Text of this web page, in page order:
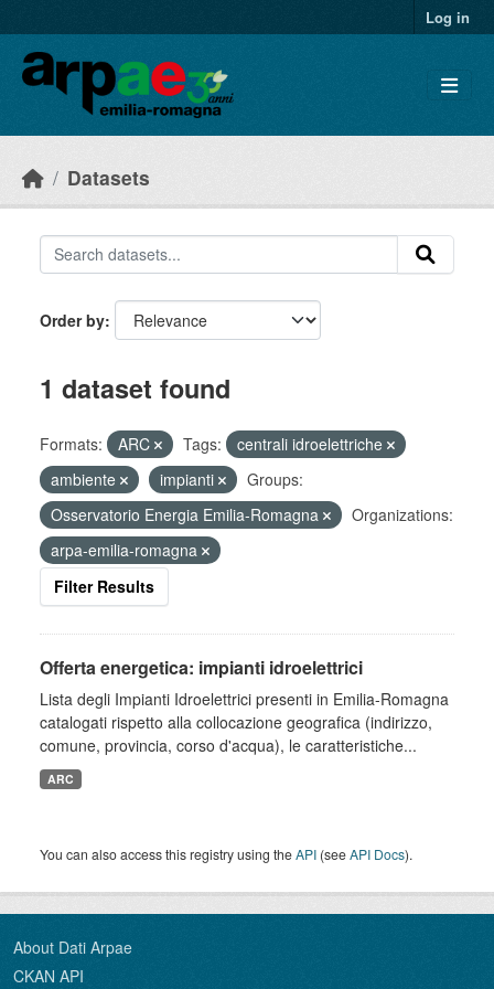
Log in
Datasets
Order by
1 dataset found
Formats: ARC Tags:
centrali idroelettriche
ambiente
impianti
Groups:
Osservatorio Energia Emilia-Romagna
Organizations:
arpa-emilia-romagna
Filter Results
Offerta energetica: impianti idroelettrici
Lista degli Impianti Idroelettrici presenti in Emilia-Romagna
catalogati rispetto alla collocazione geografica (indirizzo,
comune, provincia, corso d'acqua), le caratteristiche...
ARC
You can also access this registry using theAPI (seeAPI Docs).
About Dati Arpae
CKAN API